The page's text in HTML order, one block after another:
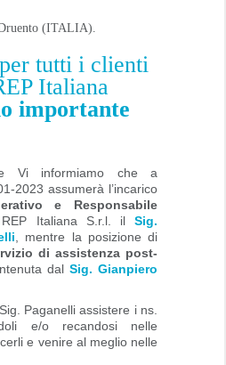
(ITALIA).
tutti i clienti
Italiana
importante
Vi informiamo che a
2023 assumerà l’incarico
e Responsabile
Italiana S.r.l. il Sig.
, mentre la posizione di
di assistenza post-
dal Sig. Gianpiero
Paganelli assistere i ns.
e/o recandosi nelle
e venire al meglio nelle